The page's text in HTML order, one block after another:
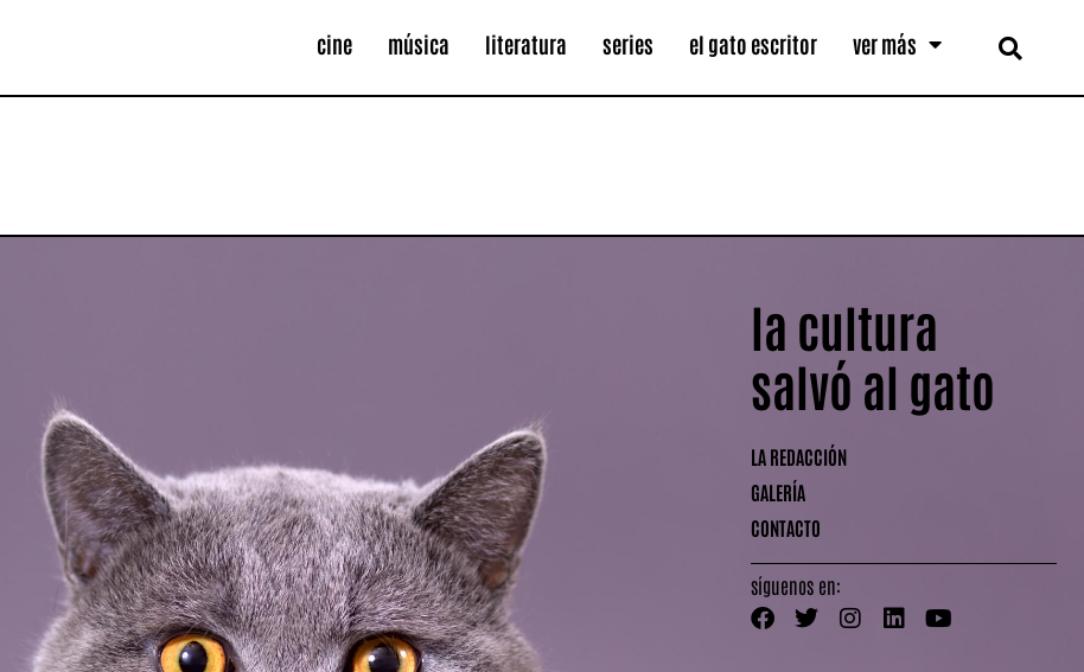
cine música literatura series el gato escritor ver más
la cultura
salvó al gato
LA REDACCIÓN
GALERÍA
CONTACTO
síguenos en: